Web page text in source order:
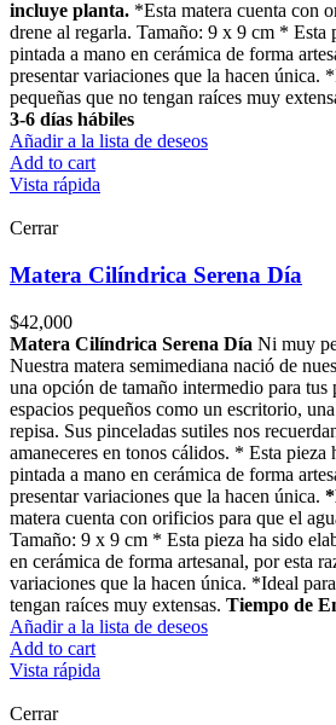
incluye planta. *Esta matera cuenta con
drene al regarla. Tamaño: 9 x 9 cm * Esta
pintada a mano en cerámica de forma
presentar variaciones que la hacen única.
pequeñas que no tengan raíces muy
3-6 días hábiles
Añadir a la lista de deseos
Add to cart
Vista rápida
Cerrar
Matera Cilíndrica Serena Día
$42,000
Matera Cilíndrica Serena Día Ni muy
Nuestra matera semimediana nació de
una opción de tamaño intermedio para tus
espacios pequeños como un escritorio,
repisa. Sus pinceladas sutiles nos
amaneceres en tonos cálidos. * Esta pieza
pintada a mano en cerámica de forma
presentar variaciones que la hacen única.
matera cuenta con orificios para que el
Tamaño: 9 x 9 cm * Esta pieza ha sido
en cerámica de forma artesanal, por esta
variaciones que la hacen única. *Ideal
tengan raíces muy extensas. Tiempo de
Añadir a la lista de deseos
Add to cart
Vista rápida
Cerrar